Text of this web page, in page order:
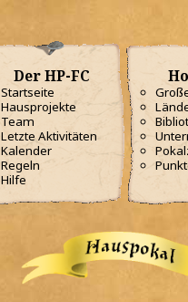
Der HP-FC
Startseite
Hausprojekte
Team
Letzte Aktivitäten
Kalender
Regeln
Hilfe